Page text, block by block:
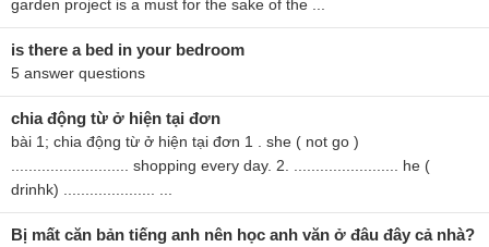
garden project is a must for the sake of the ...
is there a bed in your bedroom
5 answer questions
chia động từ ở hiện tại đơn
bài 1; chia động từ ở hiện tại đơn 1 . she ( not go )
........................... shopping every day. 2. ........................ he (
drinhk) ..................... ...
Bị mất căn bản tiếng anh nên học anh văn ở đâu đây cả nhà?